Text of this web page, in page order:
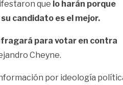
que lo harán porque
candidato es el mejor.
para votar en contra
Cheyne.
por ideología